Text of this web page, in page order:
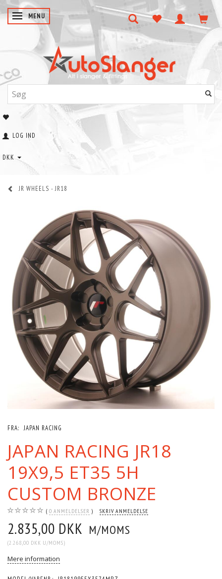
SKIFTE NAVIGATION
MENU
LOG IND
DKK
JR WHEELS - JR18
FRA: JAPAN RACING
JAPAN RACING JR18
19X9,5 ET35 5H
CUSTOM BRONZE
0 ANMELDELSER SKRIV ANMELDELSE
2.835,00 DKK M/MOMS
(2.268,00 DKK U/MOMS)
Mere information